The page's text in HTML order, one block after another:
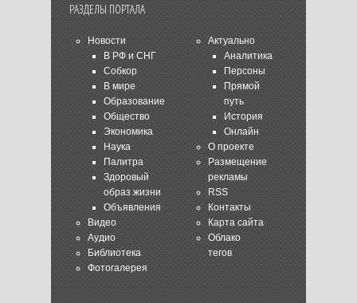
РАЗДЕЛЫ ПОРТАЛА
Новости
В РФ и СНГ
Собкор
В мире
Образование
Общество
Экономика
Наука
Палитра
Здоровый
образ жизни
Объявления
Видео
Аудио
Библиотека
Фотогалерея
Актуально
Аналитика
Персоны
Прямой
путь
История
Онлайн
О проекте
Размещение
рекламы
RSS
Контакты
Карта сайта
Облако
тегов